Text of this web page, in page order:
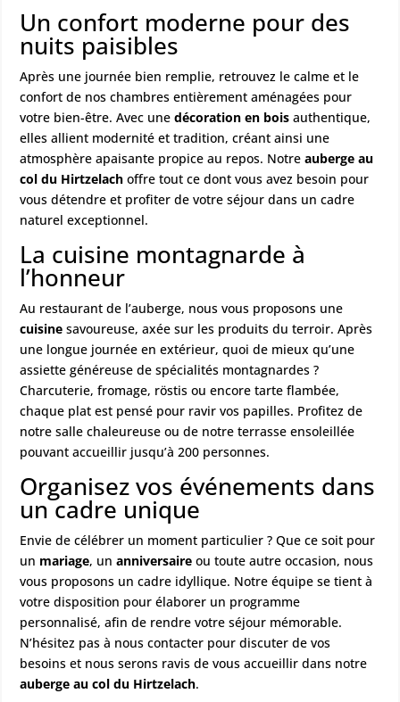
Un confort moderne pour des
nuits paisibles
Après une journée bien remplie, retrouvez le calme et le
confort de nos chambres entièrement aménagées pour
votre bien-être. Avec unedécoration en bois authentique,
elles allient modernité et tradition, créant ainsi une
atmosphère apaisante propice au repos. Notreauberge au
col du Hirtzelach offre tout ce dont vous avez besoin pour
vous détendre et profiter de votre séjour dans un cadre
naturel exceptionnel.
La cuisine montagnarde à
l’honneur
Au restaurant de l’auberge, nous vous proposons une
cuisine savoureuse, axée sur les produits du terroir. Après
une longue journée en extérieur, quoi de mieux qu’une
assiette généreuse de spécialités montagnardes ?
Charcuterie, fromage, röstis ou encore tarte flambée,
chaque plat est pensé pour ravir vos papilles. Profitez de
notre salle chaleureuse ou de notre terrasse ensoleillée
pouvant accueillir jusqu’à 200 personnes.
Organisez vos événements dans
un cadre unique
Envie de célébrer un moment particulier ? Que ce soit pour
un mariage, un anniversaire ou toute autre occasion, nous
vous proposons un cadre idyllique. Notre équipe se tient à
votre disposition pour élaborer un programme
personnalisé, afin de rendre votre séjour mémorable.
N’hésitez pas à nous contacter pour discuter de vos
besoins et nous serons ravis de vous accueillir dans notre
auberge au col du Hirtzelach.